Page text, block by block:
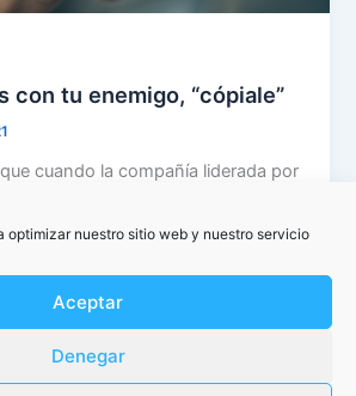
optimizar nuestro sitio web y nuestro servicio
Aceptar
Denegar
con tu enemigo, “cópiale”
cuando la compañía liderada por
cartas […]